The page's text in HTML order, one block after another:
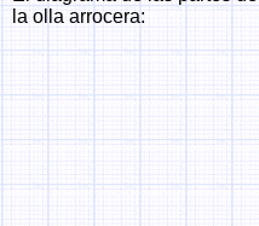
la olla arrocera: